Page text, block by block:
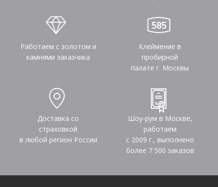
Работаем с золотом и
камнями заказчика
Клеймение в
пробирной
палате г. Москвы
Доставка со
страховкой
в любой регион России
Шоу-рум в Москве,
работаем
с 2009 г., выполнено
более 7 500 заказов